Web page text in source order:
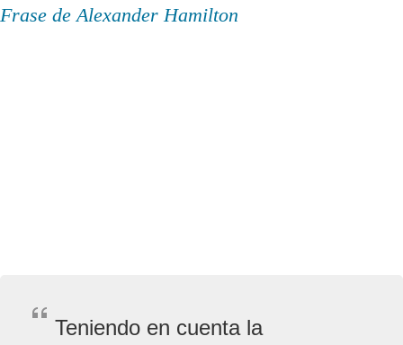
Frase de Alexander Hamilton
Teniendo en cuenta la